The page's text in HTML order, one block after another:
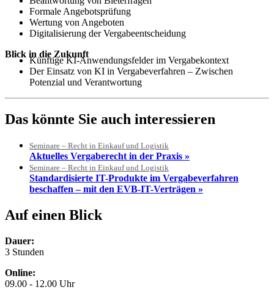
Formale Angebotsprüfung
Wertung von Angeboten
Digitalisierung der Vergabeentscheidung
Blick in die Zukunft
Künftige KI-Anwendungsfelder im Vergabekontext
Der Einsatz von KI in Vergabeverfahren – Zwischen
Potenzial und Verantwortung
Das könnte Sie auch interessieren
Seminare – Recht in Einkauf und Logistik
Aktuelles Vergaberecht in der Praxis »
Seminare – Recht in Einkauf und Logistik
Standardisierte IT-Produkte im Vergabeverfahren
beschaffen – mit den EVB-IT-Verträgen »
Auf einen Blick
Dauer:
3 Stunden
Online:
09.00 - 12.00 Uhr